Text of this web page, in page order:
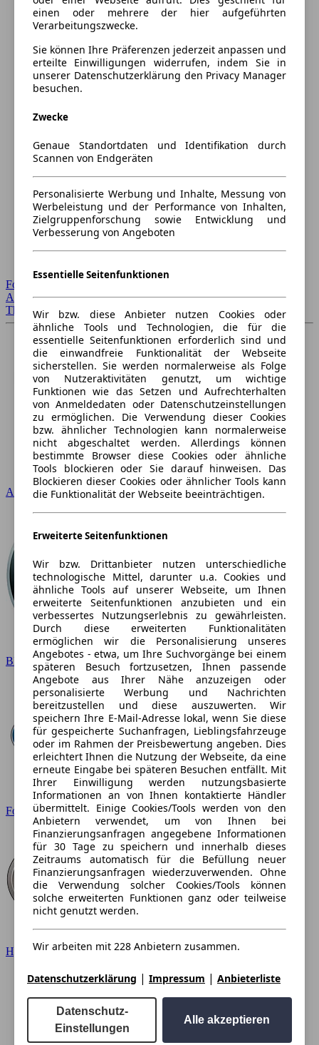
Forum Startseite
Alle Auto-Foren
Themen-Forum
Audi
BMW
Ford
Hyundai
einen oder mehrere der hier aufgeführten
Verarbeitungszwecke.
Sie können Ihre Präferenzen jederzeit anpassen und
erteilte Einwilligungen widerrufen, indem Sie in
unserer Datenschutzerklärung den Privacy Manager
besuchen.
Zwecke
Genaue Standortdaten und Identifikation durch
Scannen von Endgeräten
Personalisierte Werbung und Inhalte, Messung von
Werbeleistung und der Performance von Inhalten,
Zielgruppenforschung sowie Entwicklung und
Verbesserung von Angeboten
Essentielle Seitenfunktionen
Wir bzw. diese Anbieter nutzen Cookies oder
ähnliche Tools und Technologien, die für die
essentielle Seitenfunktionen erforderlich sind und
die einwandfreie Funktionalität der Webseite
sicherstellen. Sie werden normalerweise als Folge
von Nutzeraktivitäten genutzt, um wichtige
Funktionen wie das Setzen und Aufrechterhalten
von Anmeldedaten oder Datenschutzeinstellungen
zu ermöglichen. Die Verwendung dieser Cookies
bzw. ähnlicher Technologien kann normalerweise
nicht abgeschaltet werden. Allerdings können
bestimmte Browser diese Cookies oder ähnliche
Tools blockieren oder Sie darauf hinweisen. Das
Blockieren dieser Cookies oder ähnlicher Tools kann
die Funktionalität der Webseite beeinträchtigen.
Erweiterte Seitenfunktionen
Wir bzw. Drittanbieter nutzen unterschiedliche
technologische Mittel, darunter u.a. Cookies und
ähnliche Tools auf unserer Webseite, um Ihnen
erweiterte Seitenfunktionen anzubieten und ein
verbessertes Nutzungserlebnis zu gewährleisten.
Durch diese erweiterten Funktionalitäten
ermöglichen wir die Personalisierung unseres
Angebotes - etwa, um Ihre Suchvorgänge bei einem
späteren Besuch fortzusetzen, Ihnen passende
Angebote aus Ihrer Nähe anzuzeigen oder
personalisierte Werbung und Nachrichten
bereitzustellen und diese auszuwerten. Wir
speichern Ihre E-Mail-Adresse lokal, wenn Sie diese
für gespeicherte Suchanfragen, Lieblingsfahrzeuge
oder im Rahmen der Preisbewertung angeben. Dies
erleichtert Ihnen die Nutzung der Webseite, da eine
erneute Eingabe bei späteren Besuchen entfällt. Mit
Ihrer Einwilligung werden nutzungsbasierte
Informationen an von Ihnen kontaktierte Händler
übermittelt. Einige Cookies/Tools werden von den
Anbietern verwendet, um von Ihnen bei
Finanzierungsanfragen angegebene Informationen
für 30 Tage zu speichern und innerhalb dieses
Zeitraums automatisch für die Befüllung neuer
Finanzierungsanfragen wiederzuverwenden. Ohne
die Verwendung solcher Cookies/Tools können
solche erweiterten Funktionen ganz oder teilweise
nicht genutzt werden.
Wir arbeiten mit 228 Anbietern zusammen.
Datenschutzerklärung | Impressum | Anbieterliste
Datenschutz-
Einstellungen
Alle akzeptieren